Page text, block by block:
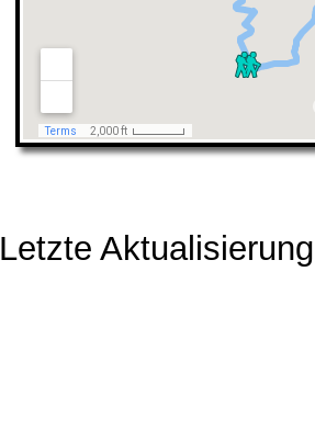
Letzte